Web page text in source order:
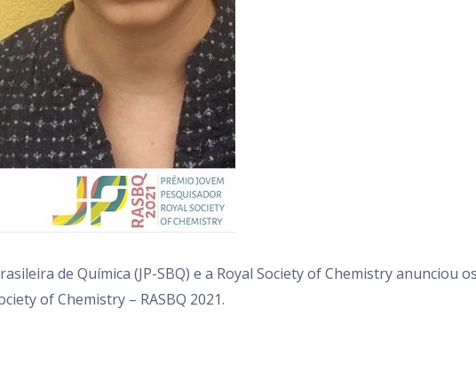
de Química (JP-SBQ) e a Royal Society of Chemistry anunciou os
of Chemistry – RASBQ 2021.